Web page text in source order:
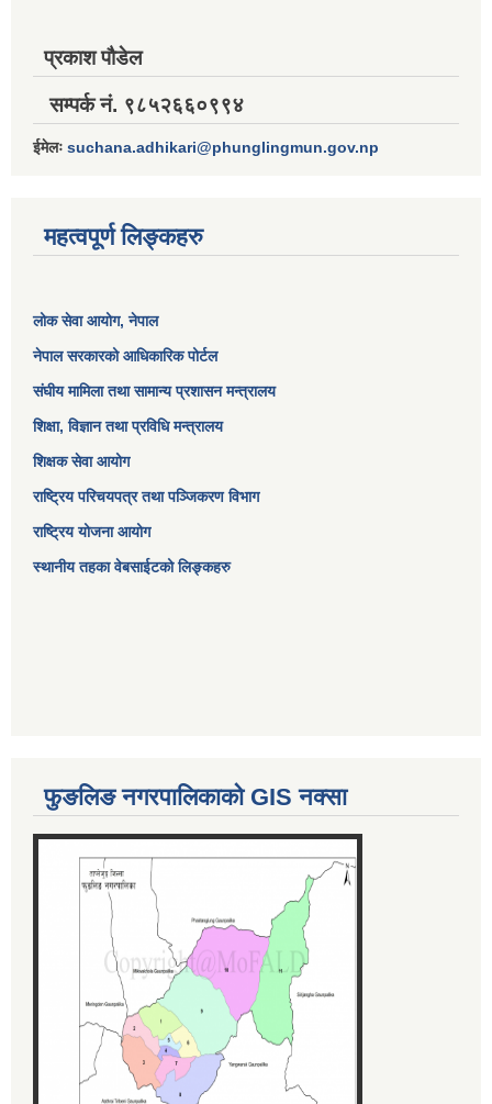
प्रकाश पौडेल
सम्पर्क नं. ९८५२६६०९९४
ईमेलः suchana.adhikari@phunglingmun.gov.np
महत्वपूर्ण लिङ्कहरु
लोक सेवा आयोग, नेपाल
नेपाल सरकारको आधिकारिक पोर्टल
संघीय मामिला तथा सामान्य प्रशासन मन्त्रालय
शिक्षा, विज्ञान तथा प्रविधि मन्त्रालय
शिक्षक सेवा आयोग
राष्ट्रिय परिचयपत्र तथा पञ्जिकरण विभाग
राष्ट्रिय योजना आयोग
स्थानीय तहका वेबसाईटको लिङ्कहरु
फुङलिङ नगरपालिकाको GIS नक्सा